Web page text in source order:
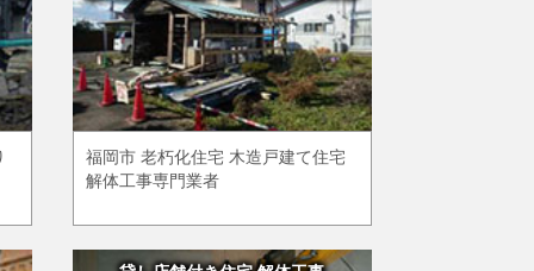
福岡市 老朽化住宅 木造戸建て住宅
解体工事専門業者